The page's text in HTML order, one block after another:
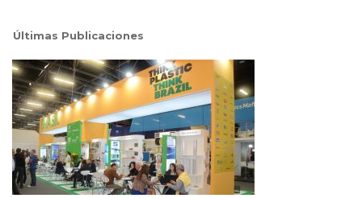
Últimas Publicaciones